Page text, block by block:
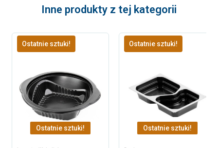
Inne produkty z tej kategorii
Ostatnie sztuki!
Ostatnie sztuki!
Ostatnie sztuki!
Ostatnie sztuki!